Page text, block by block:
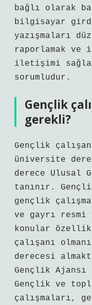
bağlı olarak
bilgisayar
yazışmaları
raporlamak
iletişimi
sorumludur.
Gençlik
gerekli?
Gençlik
üniversite
derece Ulusal
tanınır.
gençlik
ve gayrı
konular
çalışanı
derecesi
Gençlik Ajansı
Gençlik ve
çalışmaları,